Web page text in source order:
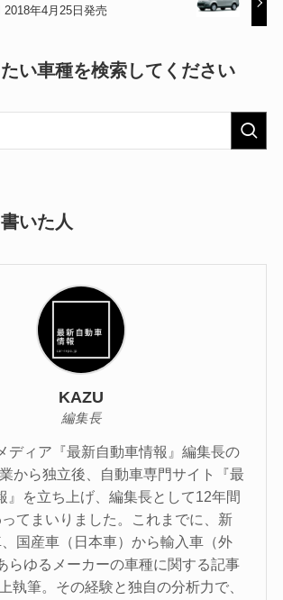
年4月25日発売
い車種を検索してください
いた人
KAZU
編集長
ディア『最新自動車情報』編集長の
から独立後、自動車専門サイト『最
』を立ち上げ、編集長として12年間
てまいりました。これまでに、新
国産車（日本車）から輸入車（外
らゆるメーカーの車種に関する記事
執筆。その経験と独自の分析力で、